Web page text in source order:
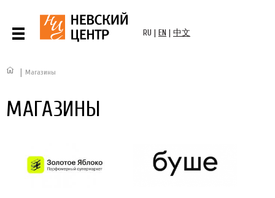
RU | EN | 中文
| Магазины
МАГАЗИНЫ